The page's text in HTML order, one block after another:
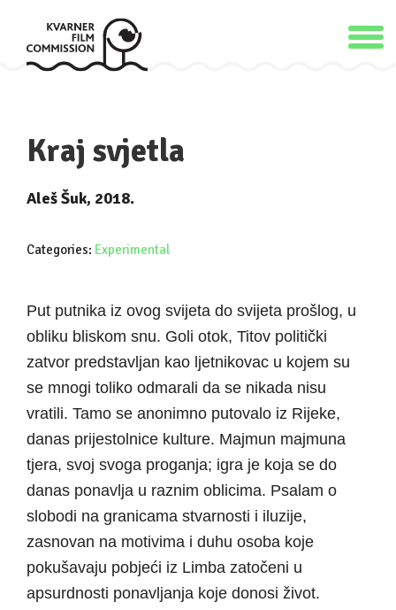
Kraj svjetla
Aleš Šuk, 2018.
Categories: Experimental
Put putnika iz ovog svijeta do svijeta prošlog, u
obliku bliskom snu. Goli otok, Titov politički
zatvor predstavljan kao ljetnikovac u kojem su
se mnogi toliko odmarali da se nikada nisu
vratili. Tamo se anonimno putovalo iz Rijeke,
danas prijestolnice kulture. Majmun majmuna
tjera, svoj svoga proganja; igra je koja se do
danas ponavlja u raznim oblicima. Psalam o
slobodi na granicama stvarnosti i iluzije,
zasnovan na motivima i duhu osoba koje
pokušavaju pobjeći iz Limba zatočeni u
apsurdnosti ponavljanja koje donosi život.